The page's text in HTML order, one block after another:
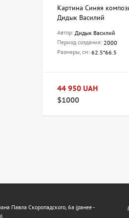
Картина Синяя
Дидык Василий
Автор: Дидык Василий
Период создания: 2000
Размеры, см: 62.5*66.5
44 950 UAH
$1000
Павла Скоропадского, 6а (ранее -